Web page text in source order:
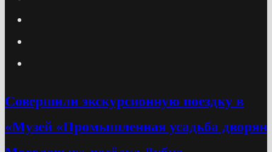
Cовершили экскурсионную поездку в
«Музей «Промышленная усадьба дворян